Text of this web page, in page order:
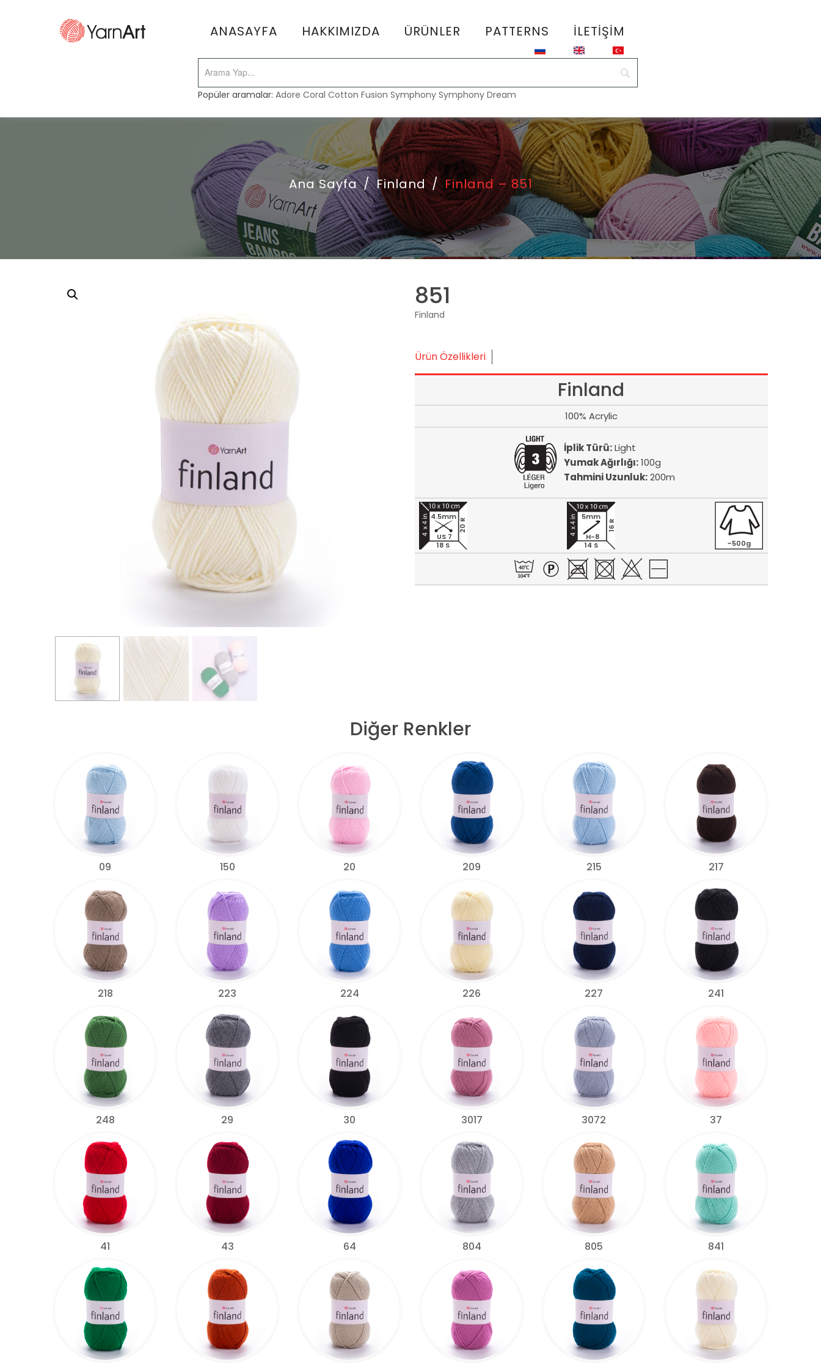
ANASAYFA HAKKIMIZDA ÜRÜNLER PATTERNS İLETIŞIM
Popüler aramalar:Adore Coral Cotton Fusion Symphony Symphony Dream
Ana Sayfa / Finland / Finland – 851
851
Finland
Ürün Özellikleri
Finland
100% Acrylic
İplik Türü:Light
Yumak Ağırlığı:100g
Tahmini Uzunluk:200m
18 S
20 R
4.5mm
US 7
14 S
16 R
5mm
H-8
~500g
Diğer Renkler
09 150 20 209 215 217
218 223 224 226 227 241
248 29 30 3017 3072 37
41 43 64 804 805 841